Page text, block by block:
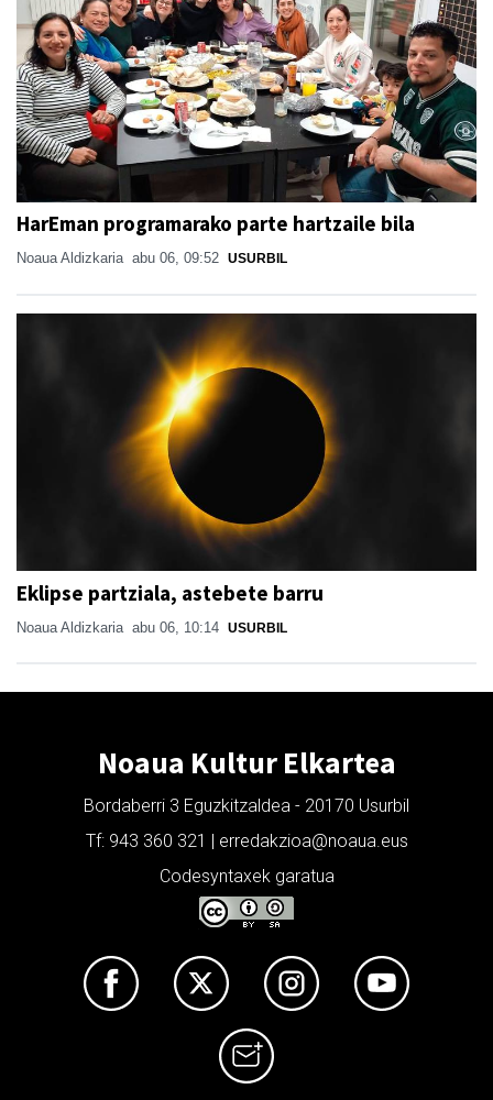
HarEman programarako parte hartzaile bila
Noaua Aldizkaria abu 06, 09:52 USURBIL
Eklipse partziala, astebete barru
Noaua Aldizkaria abu 06, 10:14 USURBIL
Noaua Kultur Elkartea
Bordaberri 3 Eguzkitzaldea - 20170 Usurbil
Tf: 943 360 321 | erredakzioa@noaua.eus
Codesyntaxek garatua